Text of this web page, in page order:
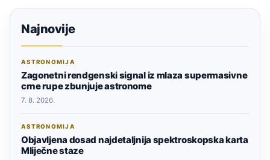
Najnovije
ASTRONOMIJA
Zagonetni rendgenski signal iz mlaza supermasivne
crne rupe zbunjuje astronome
7. 8. 2026.
ASTRONOMIJA
Objavljena dosad najdetaljnija spektroskopska karta
Mliječne staze